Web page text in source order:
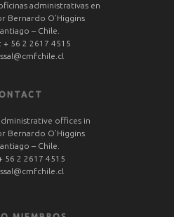
administrativas en
Bernardo O’Higgins
– Chile.
+ 56 2 2617 4515
offices in
Bernardo O’Higgins
– Chile.
56 2 2617 4515